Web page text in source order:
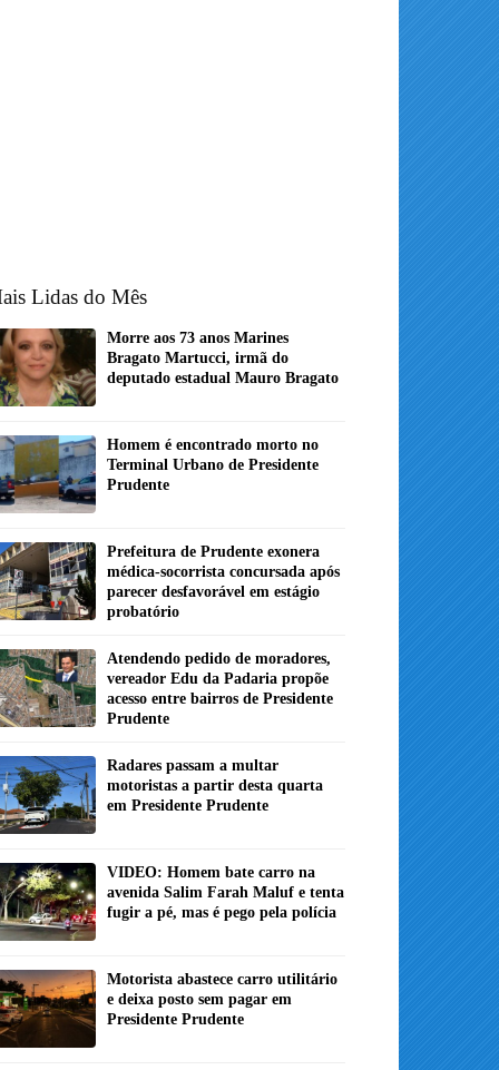
Lidas do Mês
Morre aos 73 anos Marines
Bragato Martucci, irmã do
deputado estadual Mauro Bragato
Homem é encontrado morto no
Terminal Urbano de Presidente
Prudente
Prefeitura de Prudente exonera
médica-socorrista concursada após
parecer desfavorável em estágio
probatório
Atendendo pedido de moradores,
vereador Edu da Padaria propõe
acesso entre bairros de Presidente
Prudente
Radares passam a multar
motoristas a partir desta quarta
em Presidente Prudente
VIDEO: Homem bate carro na
avenida Salim Farah Maluf e tenta
fugir a pé, mas é pego pela polícia
Motorista abastece carro utilitário
e deixa posto sem pagar em
Presidente Prudente